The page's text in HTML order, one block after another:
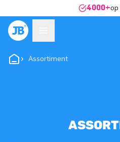
4000+op
Assortiment